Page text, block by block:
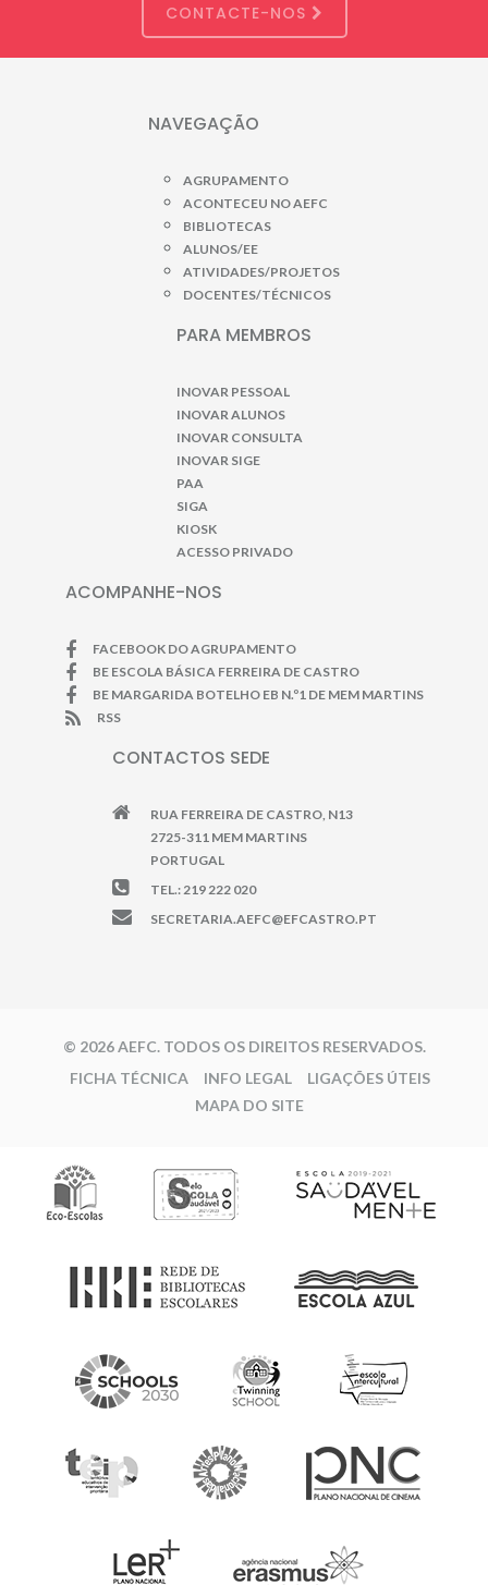
CONTACTE-NOS
NAVEGAÇÃO
AGRUPAMENTO
ACONTECEU NO AEFC
BIBLIOTECAS
ALUNOS/EE
ATIVIDADES/PROJETOS
DOCENTES/TÉCNICOS
PARA MEMBROS
INOVAR PESSOAL
INOVAR ALUNOS
INOVAR CONSULTA
INOVAR SIGE
PAA
SIGA
KIOSK
ACESSO PRIVADO
ACOMPANHE-NOS
FACEBOOK DO AGRUPAMENTO
BE ESCOLA BÁSICA FERREIRA DE CASTRO
BE MARGARIDA BOTELHO EB N.º1 DE MEM MARTINS
RSS
CONTACTOS SEDE
RUA FERREIRA DE CASTRO, N13
2725-311 MEM MARTINS
PORTUGAL
TEL.: 219 222 020
SECRETARIA.AEFC@EFCASTRO.PT
© 2026 AEFC. TODOS OS DIREITOS RESERVADOS.
FICHA TÉCNICA
INFO LEGAL
LIGAÇÕES ÚTEIS
MAPA DO SITE